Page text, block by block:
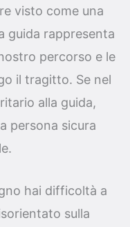
visto come una
guida rappresenta
percorso e le
il tragitto. Se nel
alla guida,
persona sicura
hai difficoltà a
sulla